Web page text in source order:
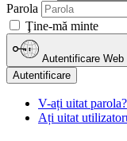
Parola
Ţine-mă minte
Autentificare Web
Autentificare
V-ați uitat parola?
Ați uitat